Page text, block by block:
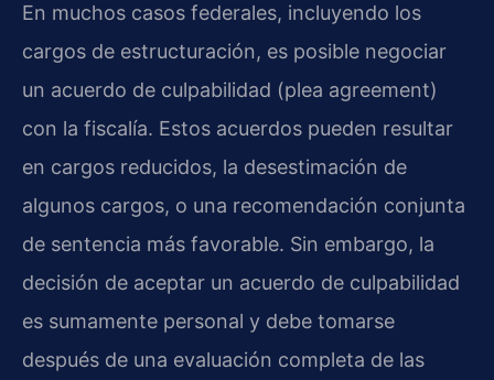
En muchos casos federales, incluyendo los
cargos de estructuración, es posible negociar
un acuerdo de culpabilidad (plea agreement)
con la fiscalía. Estos acuerdos pueden resultar
en cargos reducidos, la desestimación de
algunos cargos, o una recomendación conjunta
de sentencia más favorable. Sin embargo, la
decisión de aceptar un acuerdo de culpabilidad
es sumamente personal y debe tomarse
después de una evaluación completa de las